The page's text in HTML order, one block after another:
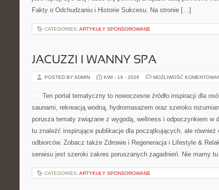
Fakty o Odchudzaniu i Historie Sukcesu. Na stronie […]
CATEGORIES: ARTYKUŁY SPONSOROWANE
JACUZZI I WANNY SPA
POSTED BY ADMIN KWI - 19 - 2026 MOŻLIWOŚĆ
Ten portal tematyczny to nowoczesne źródło inspiracji dla
saunami, rekreacją wodną, hydromasażem oraz szeroko
porusza tematy związane z wygodą, wellness i odpoczynkiem w
tu znaleźć inspirujące publikacje dla początkujących, ale również
odbiorców. Zobacz także Zdrowie i Regeneracja i Lifestyle &
serwisu jest szeroki zakres poruszanych zagadnień. Nie mamy
CATEGORIES: ARTYKUŁY SPONSOROWANE